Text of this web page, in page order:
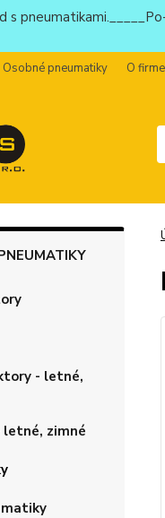
s
Osobné pneumatiky O firme
- letné,
letné, zimné